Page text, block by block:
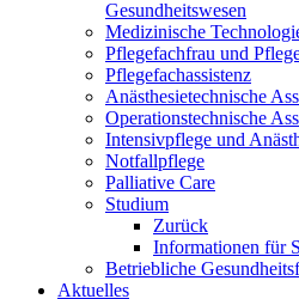
Gesundheitswesen
Medizinische
Pflegefachfrau und
Pflegefachassistenz
Anästhesietechnische
Operationstechnische
Intensivpflege und
Notfallpflege
Palliative Care
Studium
Zurück
Informationen für
Betriebliche
Aktuelles